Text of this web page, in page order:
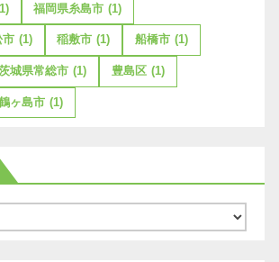
福岡県糸島市 (1)
市 (1) 稲敷市 (1) 船橋市 (1)
城県常総市 (1) 豊島区 (1)
ヶ島市 (1)